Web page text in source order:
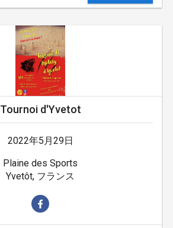
Tournoi d'Yvetot
2022年5月29日
Plaine des Sports
Yvetôt, フランス